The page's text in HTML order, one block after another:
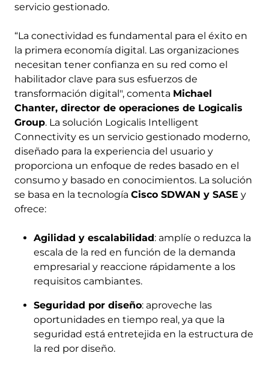
servicio gestionado.
“La conectividad es fundamental para el éxito en
la primera economía digital. Las organizaciones
necesitan tener confianza en su red como el
habilitador clave para sus esfuerzos de
transformación digital", comenta Michael
Chanter, director de operaciones de Logicalis
Group. La solución Logicalis Intelligent
Connectivity es un servicio gestionado moderno,
diseñado para la experiencia del usuario y
proporciona un enfoque de redes basado en el
consumo y basado en conocimientos. La solución
se basa en la tecnología Cisco SDWAN y SASE y
ofrece:
Agilidad y escalabilidad: amplíe o reduzca la
escala de la red en función de la demanda
empresarial y reaccione rápidamente a los
requisitos cambiantes.
Seguridad por diseño: aproveche las
oportunidades en tiempo real, ya que la
seguridad está entretejida en la estructura de
la red por diseño.